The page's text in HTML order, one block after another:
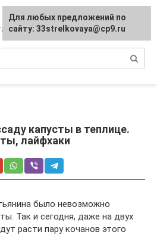
теплиц
капусты в теплице.
лайфхаки
было невозможно
Так и сегодня, даже на двух
расти пару кочанов этого
Для любых предложений по
сайту: 33strelkovaya@cp9.ru